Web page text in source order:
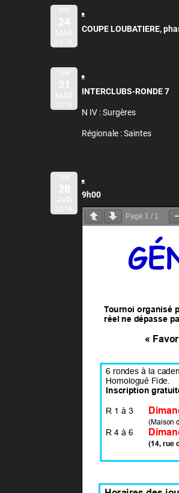
DIM
24
MAR
2019
COUPE LOUBATIERE,
DIM
31
MAR
2019
INTERCLUBS-RONDE 7
N IV : Surgères
Régionale : Saintes
DIM
28
AVR
2019
9h00
Page 1 / 1